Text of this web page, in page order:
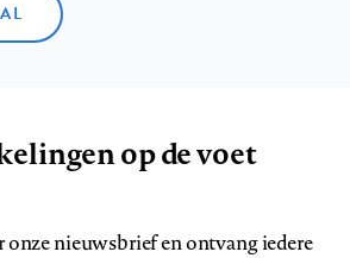
op de voet
nieuwsbrief en ontvang iedere